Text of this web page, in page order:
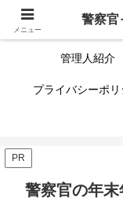
管理人紹介
プライバシーポリ
PR
警察官の年末
メニュー
警察官